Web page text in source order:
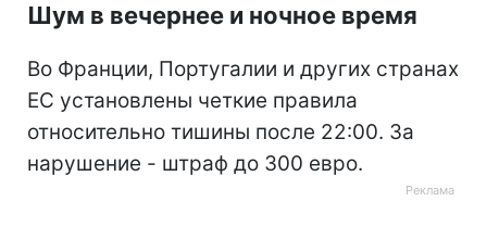
Шум в вечернее и ночное время
Во Франции, Португалии и других странах
ЕС установлены четкие правила
относительно тишины после 22:00. За
нарушение - штраф до 300 евро.